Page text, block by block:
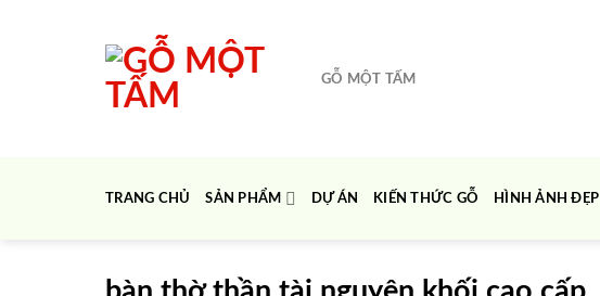
GỖ MỘT TẤM
TRANG CHỦ SẢN PHẨM DỰ ÁN KIẾN THỨC GỖ HÌNH ẢNH ĐẸP